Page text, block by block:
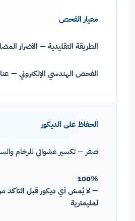
معيار الفحص
الطريقة التقليدية — الأضرار
الفحص الهندسي الإلكتروني —
الحفاظ على الديكور
صفر — تكسير عشوائي للرخام
100%
— لا يُمسّ أي ديكور قبل التأكد
لمليمترية